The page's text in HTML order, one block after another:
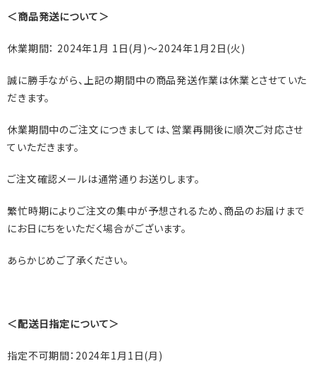
＜商品発送について＞
休業期間： 2024年1月 1 日(月 )～2024年1月 2 日(火)
誠に勝手ながら、上記の期間中の商品発送作業は休業とさせていた
だきます。
休業期間中のご注文につきましては、営業再開後に順次ご対応させ
ていただきます。
ご注文確認メールは通常通りお送りします。
繁忙時期によりご注文の集中が予想されるため、商品のお届けまで
にお日にちをいただく場合がございます。
あらかじめご了承ください。
＜配送日指定について＞
指定不可期間： 2024年1月 1 日(月 )